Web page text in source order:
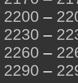
2200 –
2230 –
2260 –
2290 –